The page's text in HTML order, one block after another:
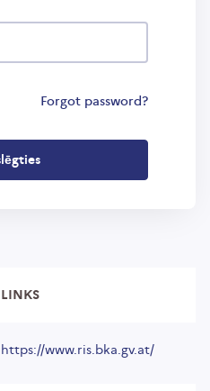
Forgot password?
LINKS
https://www.ris.bka.gv.at/